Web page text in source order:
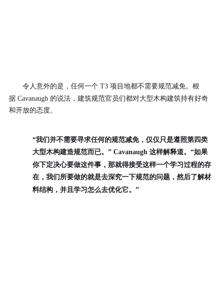
令人意外的是，任何一个 T3 项目地都不需要规范减免。根
据 Cavanaugh 的说法，建筑规范官员们都对大型木构建筑持有好奇
和开放的态度。
“我们并不需要寻求任何的规范减免，仅仅只是遵照第四类
大型木构建造规范而已。” Cavanaugh 这样解释道。“如果
你下定决心要做这件事，那就得接受这样一个学习过程的存
在，我们所要做的就是去深究一下规范的问题，然后了解材
料结构，并且学习怎么去优化它。”